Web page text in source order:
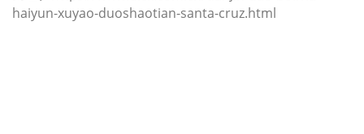
haiyun-xuyao-duoshaotian-santa-cruz.html